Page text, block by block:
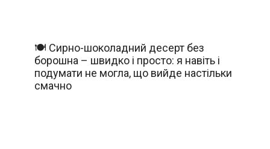
🍽️ Сирно-шоколадний десерт без
борошна – швидко і просто: я навіть і
подумати не могла, що вийде настільки
смачно